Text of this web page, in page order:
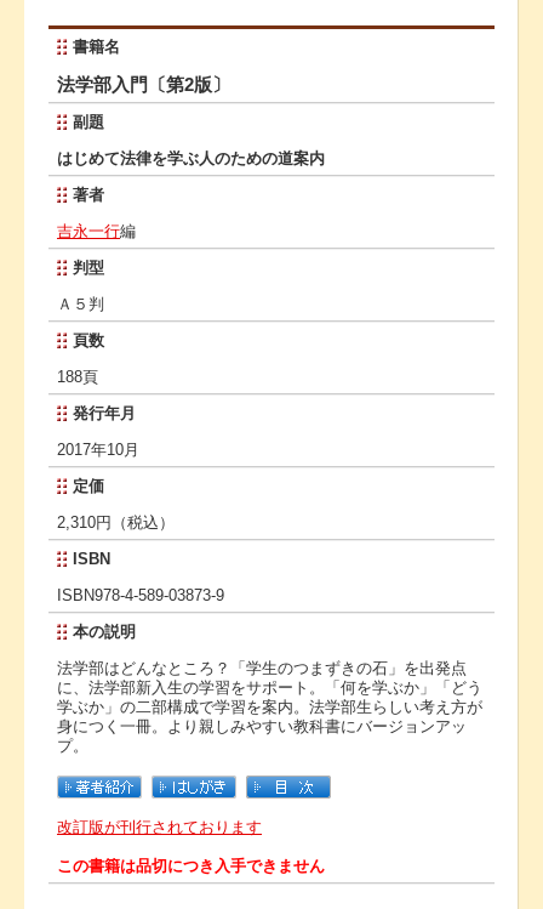
書籍名
法学部入門〔第2版〕
副題
はじめて法律を学ぶ人のための道案内
著者
吉永一行編
判型
Ａ５判
頁数
188頁
発行年月
2017年10月
定価
2,310円（税込）
ISBN
ISBN978-4-589-03873-9
本の説明
法学部はどんなところ？「学生のつまずきの石」を出発点
に、法学部新入生の学習をサポート。「何を学ぶか」「どう
学ぶか」の二部構成で学習を案内。法学部生らしい考え方が
身につく一冊。より親しみやすい教科書にバージョンアッ
プ。
改訂版が刊行されております
この書籍は品切につき入手できません